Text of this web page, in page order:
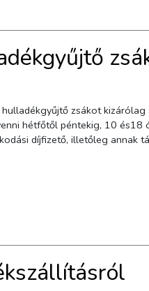
napokon. Zöldhulladék-
esetén a közös képviselő)
zsákot kizárólag
10 és18 óra között.
díjfizető, illetőleg annak